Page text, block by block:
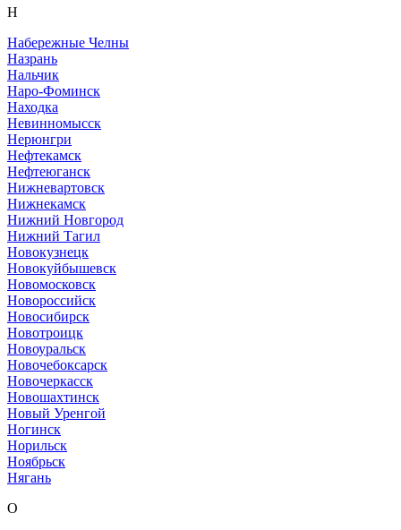
Н
Набережные Челны
Назрань
Нальчик
Наро-Фоминск
Находка
Невинномысск
Нерюнгри
Нефтекамск
Нефтеюганск
Нижневартовск
Нижнекамск
Нижний Новгород
Нижний Тагил
Новокузнецк
Новокуйбышевск
Новомосковск
Новороссийск
Новосибирск
Новотроицк
Новоуральск
Новочебоксарск
Новочеркасск
Новошахтинск
Новый Уренгой
Ногинск
Норильск
Ноябрьск
Нягань
О